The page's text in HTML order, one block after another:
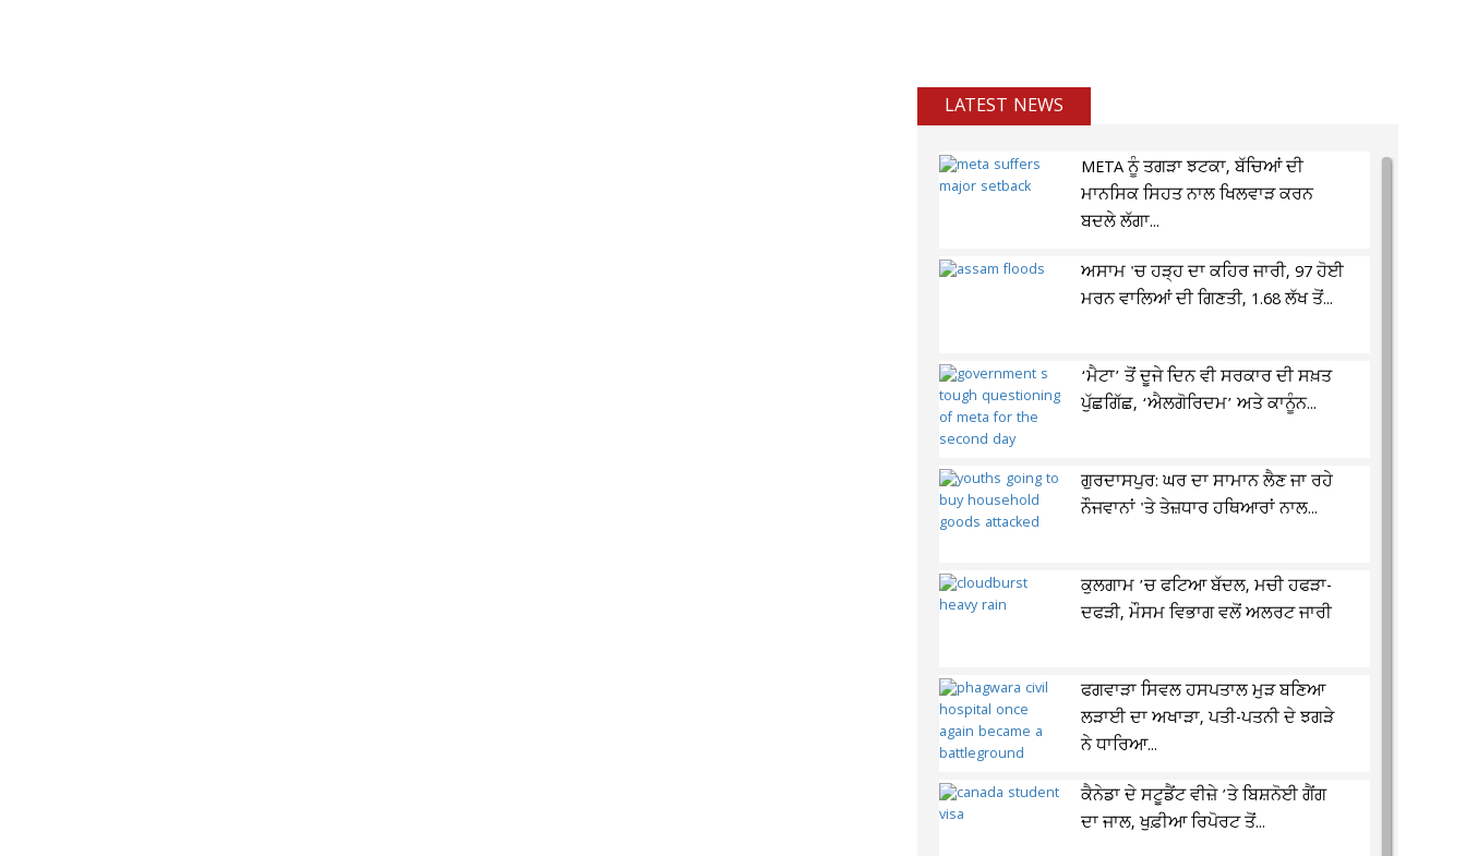
LATEST NEWS
META ਨੂੰ ਤਗੜਾ ਝਟਕਾ, ਬੱਚਿਆਂ ਦੀ
ਮਾਨਸਿਕ ਸਿਹਤ ਨਾਲ ਖਿਲਵਾੜ ਕਰਨ
ਬਦਲੇ ਲੱਗਾ...
ਅਸਾਮ 'ਚ ਹੜ੍ਹ ਦਾ ਕਹਿਰ ਜਾਰੀ, 97 ਹੋਈ
ਮਰਨ ਵਾਲਿਆਂ ਦੀ ਗਿਣਤੀ, 1.68 ਲੱਖ ਤੋਂ...
‘ਮੈਟਾ’ ਤੋਂ ਦੂਜੇ ਦਿਨ ਵੀ ਸਰਕਾਰ ਦੀ ਸਖ਼ਤ
ਪੁੱਛਗਿੱਛ, ‘ਐਲਗੋਰਿਦਮ’ ਅਤੇ ਕਾਨੂੰਨ...
ਗੁਰਦਾਸਪੁਰ: ਘਰ ਦਾ ਸਾਮਾਨ ਲੈਣ ਜਾ ਰਹੇ
ਨੌਜਵਾਨਾਂ 'ਤੇ ਤੇਜ਼ਧਾਰ ਹਥਿਆਰਾਂ ਨਾਲ...
ਕੁਲਗਾਮ ’ਚ ਫਟਿਆ ਬੱਦਲ, ਮਚੀ ਹਫੜਾ-
ਦਫੜੀ, ਮੌਸਮ ਵਿਭਾਗ ਵਲੋਂ ਅਲਰਟ ਜਾਰੀ
ਫਗਵਾੜਾ ਸਿਵਲ ਹਸਪਤਾਲ ਮੁੜ ਬਣਿਆ
ਲੜਾਈ ਦਾ ਅਖਾੜਾ, ਪਤੀ-ਪਤਨੀ ਦੇ ਝਗੜੇ
ਨੇ ਧਾਰਿਆ...
ਕੈਨੇਡਾ ਦੇ ਸਟੂਡੈਂਟ ਵੀਜ਼ੇ ’ਤੇ ਬਿਸ਼ਨੋਈ ਗੈਂਗ
ਦਾ ਜਾਲ, ਖੁਫ਼ੀਆ ਰਿਪੋਰਟ ਤੋਂ...